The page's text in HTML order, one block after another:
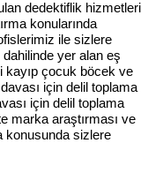
dedektiflik hizmetleri
konularında
ile sizlere
yer alan eş
kayıp çocuk böcek ve
için delil toplama
için delil toplama
marka araştırması ve
konusunda sizlere